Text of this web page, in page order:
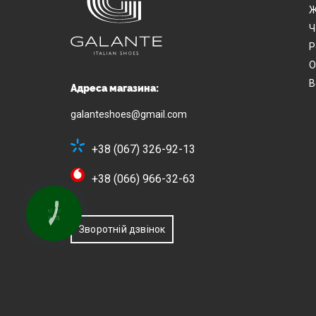
Адреса магазина:
galanteshoes@gmail.com
+38 (067) 326-92-13
+38 (066) 966-32-63
Зворотній дзвінок
КНОПКА
ЗВ'ЯЗКУ